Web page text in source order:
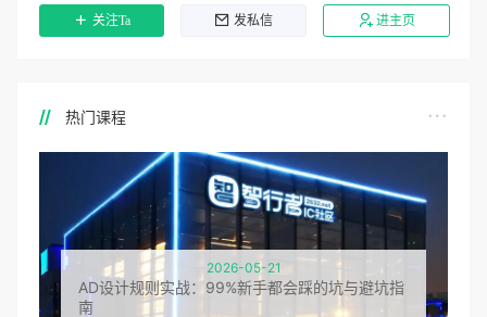
关注Ta 发私信 进主页
热门课程
2026-05-21
AD设计规则实战：99%新手都会踩的坑与避坑指
南